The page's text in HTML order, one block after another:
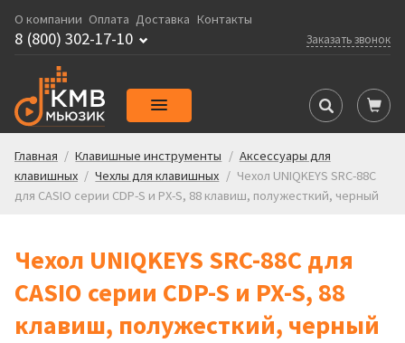
О компании Оплата Доставка Контакты
Заказать звонок
8 (800) 302-17-10
Главная / Клавишные инструменты / Аксессуары для
клавишных / Чехлы для клавишных / Чехол UNIQKEYS SRC-88C
для CASIO серии CDP-S и PX-S, 88 клавиш, полужесткий, черный
Чехол UNIQKEYS SRC-88C для
CASIO серии CDP-S и PX-S, 88
клавиш, полужесткий, черный